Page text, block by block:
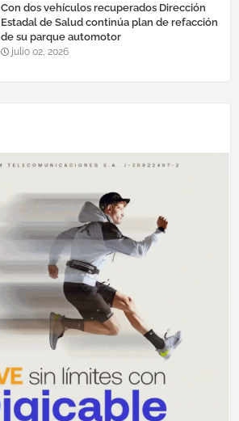
Con dos vehículos recuperados Dirección
Estadal de Salud continúa plan de refacción
de su parque automotor ‎
julio 02, 2026